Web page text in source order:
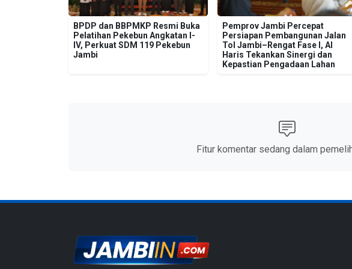
BPDP dan BBPMKP Resmi Buka
Pelatihan Pekebun Angkatan I-
IV, Perkuat SDM 119 Pekebun
Jambi
Pemprov Jambi Percepat
Persiapan Pembangunan Jalan
Tol Jambi–Rengat Fase I, Al
Haris Tekankan Sinergi dan
Kepastian Pengadaan Lahan
Fitur komentar sedang dalam